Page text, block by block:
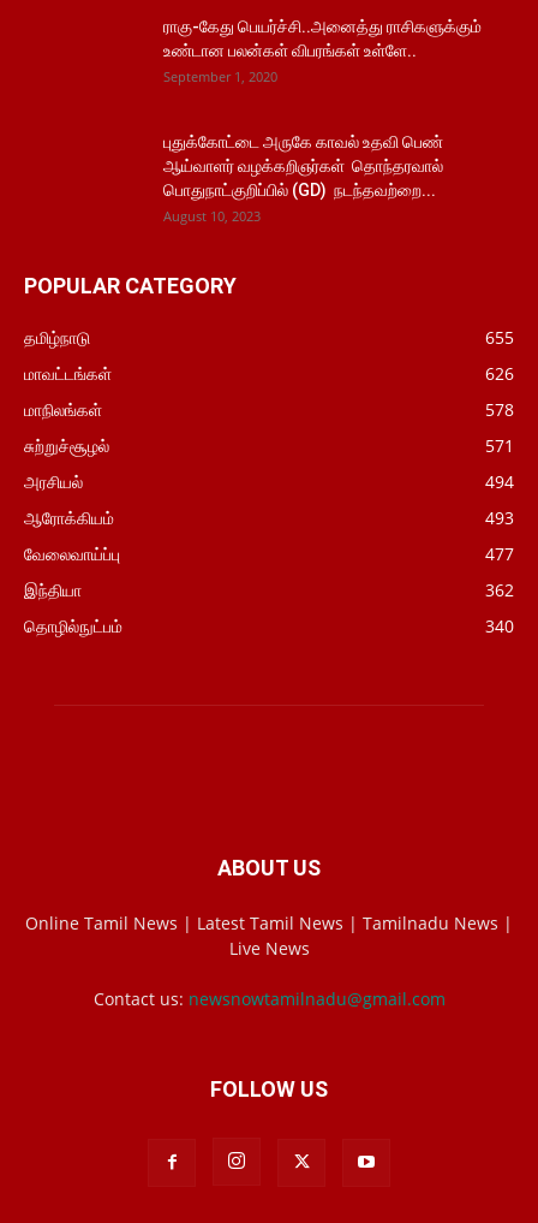
ராகு-கேது பெயர்ச்சி..அனைத்து ராசிகளுக்கும்
உண்டான பலன்கள் விபரங்கள் உள்ளே..
September 1, 2020
புதுக்கோட்டை அருகே காவல் உதவி பெண்
ஆய்வாளர் வழக்கறிஞர்கள் தொந்தரவால்
பொதுநாட்குறிப்பில் (GD) நடந்தவற்றை...
August 10, 2023
POPULAR CATEGORY
தமிழ்நாடு
655
மாவட்டங்கள்
626
மாநிலங்கள்
578
சுற்றுச்சூழல்
571
அரசியல்
494
ஆரோக்கியம்
493
வேலைவாய்ப்பு
477
இந்தியா
362
தொழில்நுட்பம்
340
ABOUT US
Online Tamil News | Latest Tamil News | Tamilnadu News |
Live News
Contact us: newsnowtamilnadu@gmail.com
FOLLOW US